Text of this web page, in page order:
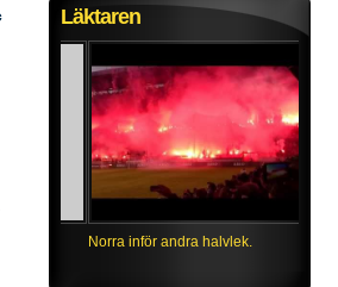
Läktaren
Födda till Gnagare